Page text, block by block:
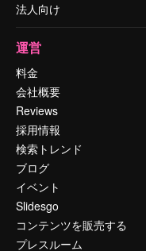
法人向け
運営
料金
会社概要
Reviews
採用情報
検索トレンド
ブログ
イベント
Slidesgo
コンテンツを販売する
プレスルーム